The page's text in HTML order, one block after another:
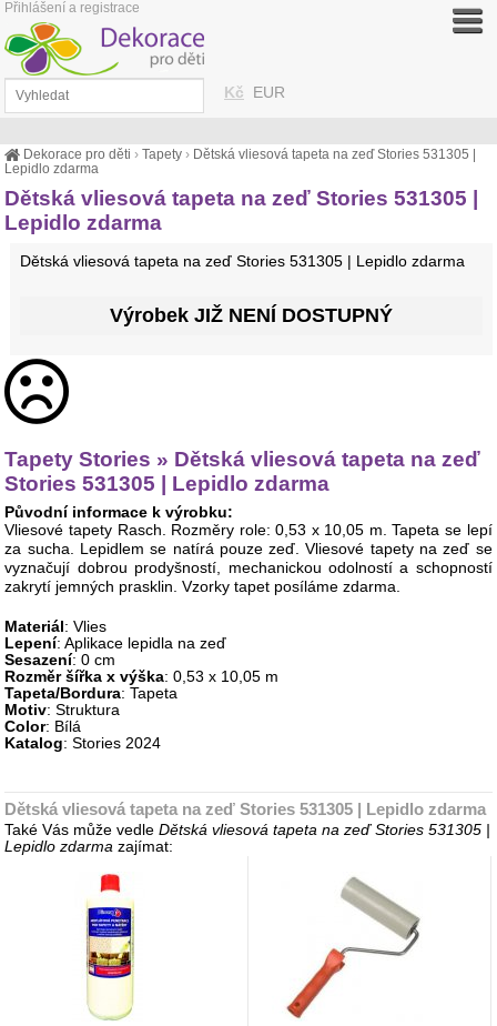
Dekorace pro děti ›Tapety › Dětská vliesová tapeta na zeď Stories 531305 |
Lepidlo zdarma
Dětská vliesová tapeta na zeď Stories 531305 |
Lepidlo zdarma
Dětská vliesová tapeta na zeď Stories 531305 | Lepidlo zdarma
Výrobek JIŽ NENÍ DOSTUPNÝ
Tapety Stories » Dětská vliesová tapeta na zeď
Stories 531305 | Lepidlo zdarma
Původní informace k výrobku:
Vliesové tapety Rasch. Rozměry role: 0,53 x 10,05 m. Tapeta se lepí
za sucha. Lepidlem se natírá pouze zeď. Vliesové tapety na zeď se
vyznačují dobrou prodyšností, mechanickou odolností a schopností
zakrytí jemných prasklin. Vzorky tapet posíláme zdarma.
Materiál: Vlies
Lepení: Aplikace lepidla na zeď
Sesazení: 0 cm
Rozměr šířka x výška: 0,53 x 10,05 m
Tapeta/Bordura: Tapeta
Motiv: Struktura
Color: Bílá
Katalog: Stories 2024
Dětská vliesová tapeta na zeď Stories 531305 | Lepidlo zdarma
Také Vás může vedleDětská vliesová tapeta na zeď Stories 531305 |
Lepidlo zdarma zajímat:
Kč EUR
Přihlášení a registrace